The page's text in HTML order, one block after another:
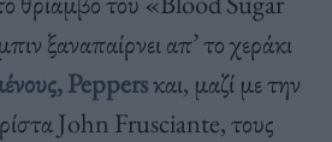
ξαναπαίρνει απ’ το χεράκι
Peppersκαι, μαζί με την
John Frusciante, τους